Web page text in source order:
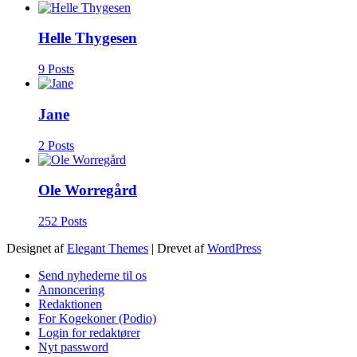
Helle Thygesen
9 Posts
Jane
2 Posts
Ole Worregård
252 Posts
Designet afElegant Themes | Drevet afWordPress
Send nyhederne til os
Annoncering
Redaktionen
For Kogekoner (Podio)
Login for redaktører
Nyt password